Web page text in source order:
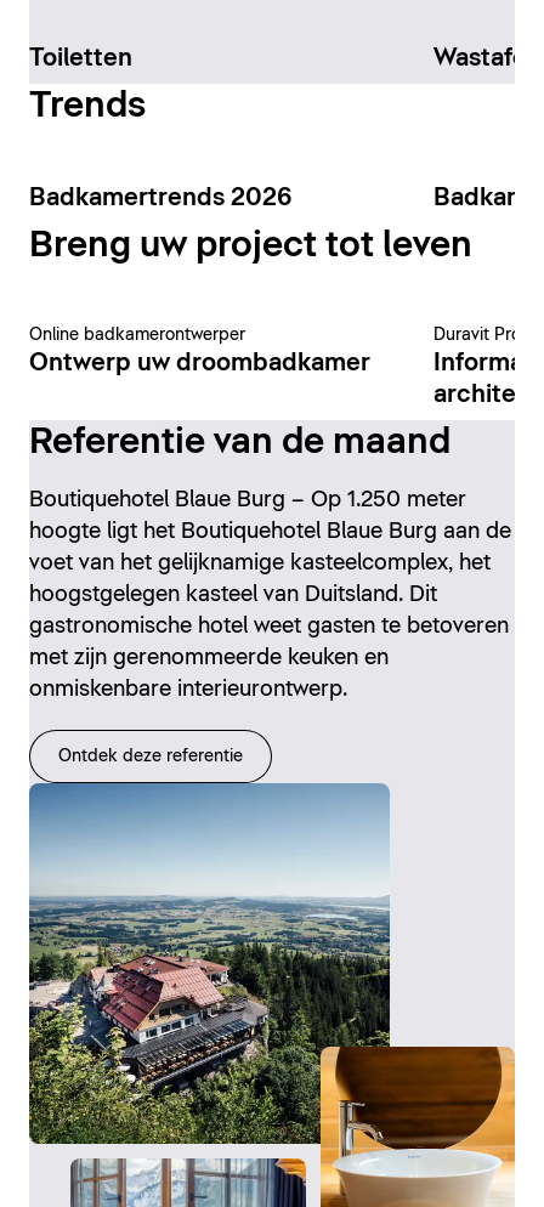
Toiletten
Trends
Badkamertrends 2026
Breng uw project tot leven
Online badkamerontwerper
Ontwerp uw droombadkamer
Duravit Pro-
Referentie van de maand
Boutiquehotel Blaue Burg – Op 1.250 meter
hoogte ligt het Boutiquehotel Blaue Burg aan de
voet van het gelijknamige kasteelcomplex, het
hoogstgelegen kasteel van Duitsland. Dit
gastronomische hotel weet gasten te betoveren
met zijn gerenommeerde keuken en
onmiskenbare interieurontwerp.
Ontdek deze referentie